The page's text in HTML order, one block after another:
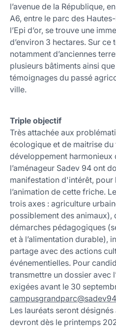
l’avenue de la République,
A6, entre le parc des
l’Epi d’or, se trouve une
d’environ 3 hectares. Sur ce
notamment d’anciennes
plusieurs bâtiments ainsi
témoignages du passé
ville.
Triple objectif
Très attachée aux
écologique et de maitrise
développement harmonieux
l’aménageur Sadev 94 ont
manifestation d'intérêt, pour
l’animation de cette friche.
trois axes : agriculture
possiblement des
démarches pédagogiques
et à l’alimentation durable),
partage avec des actions
événementielles. Pour
transmettre un dossier avec
exigées avant le 30
campusgrandparc@sadev94
Les lauréats seront désignés
devront dès le printemps